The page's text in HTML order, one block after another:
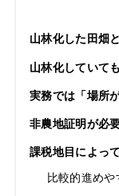
山林化した田畑
山林化していて
実務では「場所
非農地証明が必
課税地目によっ
比較的進めや